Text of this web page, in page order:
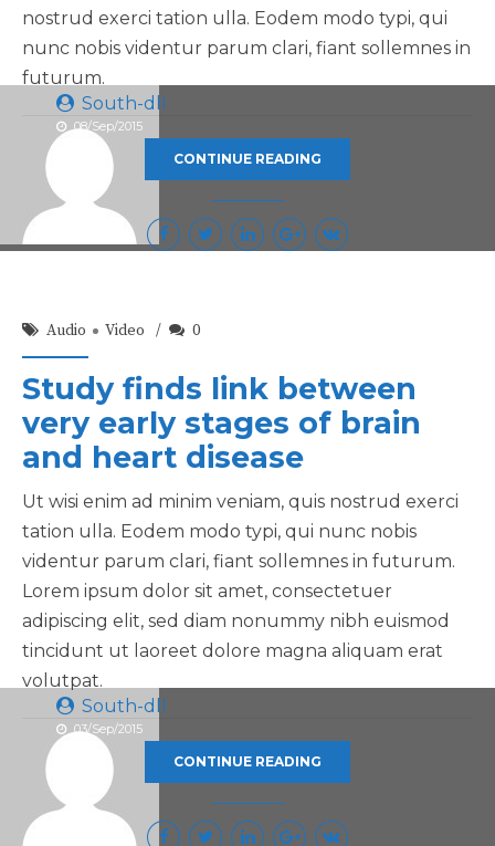
South-dll
08/Sep/2015
nostrud exerci tation ulla. Eodem modo typi, qui
nunc nobis videntur parum clari, fiant sollemnes in
futurum.
CONTINUE READING
South-dll
03/Sep/2015
Audio Video 0
Study finds link between
very early stages of brain
and heart disease
Ut wisi enim ad minim veniam, quis nostrud exerci
tation ulla. Eodem modo typi, qui nunc nobis
videntur parum clari, fiant sollemnes in futurum.
Lorem ipsum dolor sit amet, consectetuer
adipiscing elit, sed diam nonummy nibh euismod
tincidunt ut laoreet dolore magna aliquam erat
volutpat.
CONTINUE READING